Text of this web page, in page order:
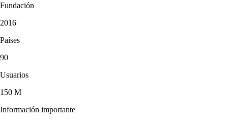
Fundación
2016
Países
90
Usuarios
150 M
Información importante